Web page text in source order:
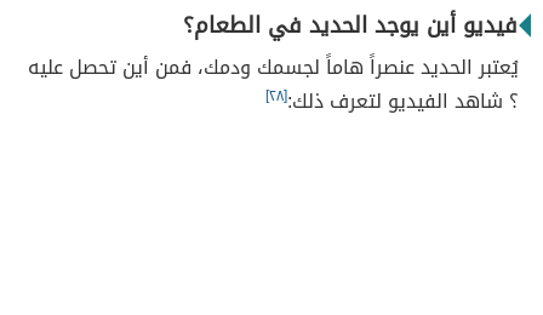
فيديو أين يوجد الحديد في الطعام؟
يُعتبر الحديد عنصراً هاماً لجسمك ودمك، فمن أين تحصل عليه
؟ شاهد الفيديو لتعرف ذلك:[٢٨]